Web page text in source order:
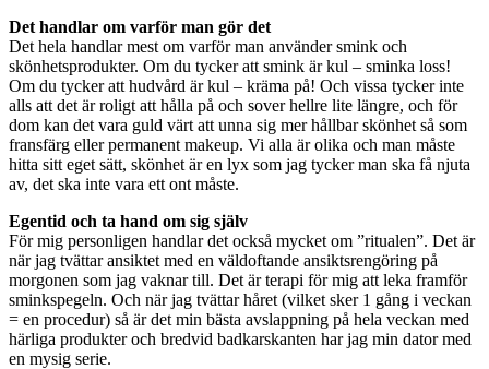
Det handlar om varför man gör det
Det hela handlar mest om varför man använder smink och
skönhetsprodukter. Om du tycker att smink är kul – sminka loss!
Om du tycker att hudvård är kul – kräma på! Och vissa tycker inte
alls att det är roligt att hålla på och sover hellre lite längre, och för
dom kan det vara guld värt att unna sig mer hållbar skönhet så som
fransfärg eller permanent makeup. Vi alla är olika och man måste
hitta sitt eget sätt, skönhet är en lyx som jag tycker man ska få njuta
av, det ska inte vara ett ont måste.
Egentid och ta hand om sig själv
För mig personligen handlar det också mycket om ”ritualen”. Det är
när jag tvättar ansiktet med en väldoftande ansiktsrengöring på
morgonen som jag vaknar till. Det är terapi för mig att leka framför
sminkspegeln. Och när jag tvättar håret (vilket sker 1 gång i veckan
= en procedur) så är det min bästa avslappning på hela veckan med
härliga produkter och bredvid badkarskanten har jag min dator med
en mysig serie.